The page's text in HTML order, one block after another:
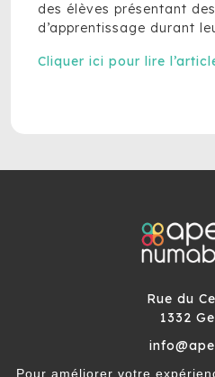
des élèves présentant
d’apprentissage durant
Cliquer ici pour lire
Rue du
1332
Pour améliorer votre